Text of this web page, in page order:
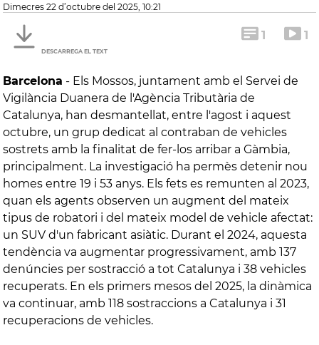
dimecres 22 d’octubre del 2025, 10:21
DESCARREGA EL TEXT
1 1
Barcelona - Els Mossos, juntament amb el Servei de
Vigilància Duanera de l'Agència Tributària de
Catalunya, han desmantellat, entre l'agost i aquest
octubre, un grup dedicat al contraban de vehicles
sostrets amb la finalitat de fer-los arribar a Gàmbia,
principalment. La investigació ha permès detenir nou
homes entre 19 i 53 anys. Els fets es remunten al 2023,
quan els agents observen un augment del mateix
tipus de robatori i del mateix model de vehicle afectat:
un SUV d'un fabricant asiàtic. Durant el 2024, aquesta
tendència va augmentar progressivament, amb 137
denúncies per sostracció a tot Catalunya i 38 vehicles
recuperats. En els primers mesos del 2025, la dinàmica
va continuar, amb 118 sostraccions a Catalunya i 31
recuperacions de vehicles.